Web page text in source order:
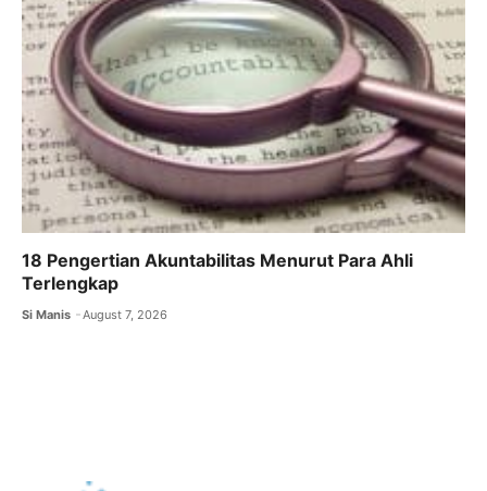
18 Pengertian Akuntabilitas Menurut Para Ahli
Terlengkap
Si Manis August 7, 2026